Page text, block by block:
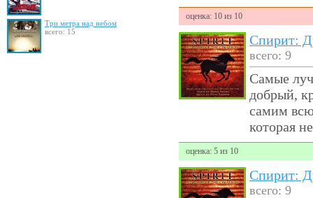
Три метра над небом
всего: 15
оценка: 10 из 10
Спирит:
всего: 9
Самые
добрый,
самим
которая
оценка: 5 из 10
Спирит:
всего: 9